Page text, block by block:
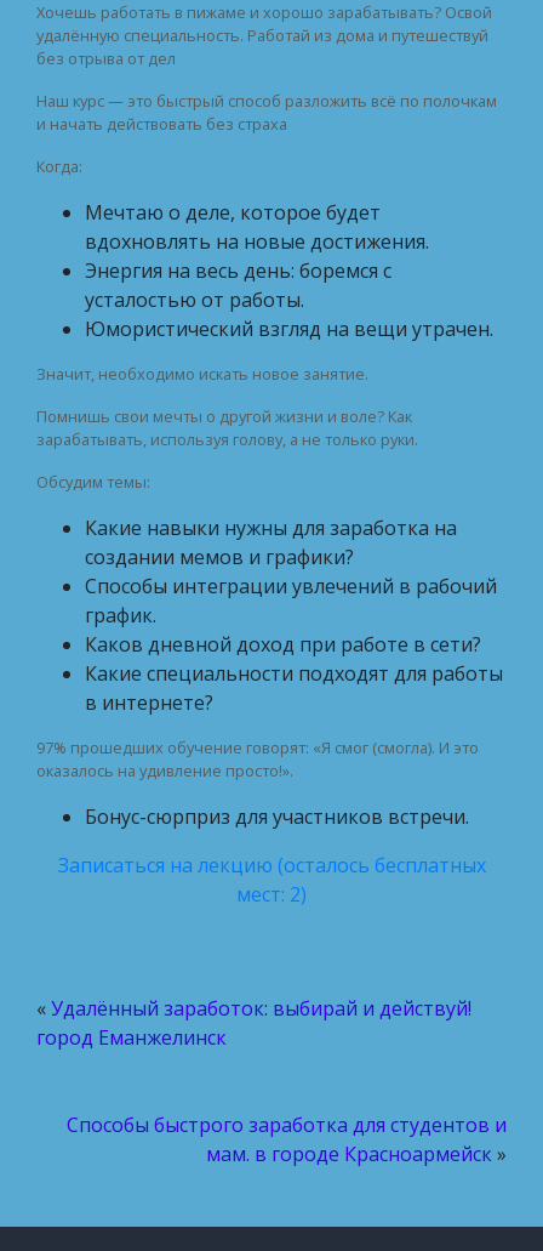
Хочешь работать в пижаме и хорошо зарабатывать? Освой
удалённую специальность. Работай из дома и путешествуй
без отрыва от дел
Наш курс — это быстрый способ разложить всё по полочкам
и начать действовать без страха
Когда:
Мечтаю о деле, которое будет
вдохновлять на новые достижения.
Энергия на весь день: боремся с
усталостью от работы.
Юмористический взгляд на вещи утрачен.
Значит, необходимо искать новое занятие.
Помнишь свои мечты о другой жизни и воле? Как
зарабатывать, используя голову, а не только руки.
Обсудим темы:
Какие навыки нужны для заработка на
создании мемов и графики?
Способы интеграции увлечений в рабочий
график.
Каков дневной доход при работе в сети?
Какие специальности подходят для работы
в интернете?
97% прошедших обучение говорят: «Я смог (смогла). И это
оказалось на удивление просто!».
Бонус-сюрприз для участников встречи.
Записаться на лекцию (осталось бесплатных
мест: 2)
«Удалённый заработок: выбирай и действуй!
город Еманжелинск
Способы быстрого заработка для студентов и
мам. в городе Красноармейск»